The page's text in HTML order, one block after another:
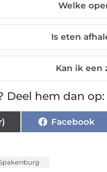
Welke
Is eten
Kan ik een
Deel hem dan op:
Facebook